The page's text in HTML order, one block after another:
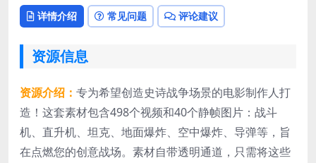
详情介绍 常见问题 评论建议
资源信息
资源介绍： 专为希望创造史诗战争场景的电影制作人打
造！这套素材包含498个视频和40个静帧图片：战斗
机、直升机、坦克、地面爆炸、空中爆炸、导弹等，旨
在点燃您的创意战场。 素材自带透明通道，只需将这些